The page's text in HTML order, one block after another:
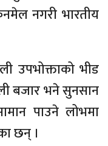
नगरी भारतीय
उपभोक्ताको भीड
बजार भने सुनसान
पाउने लोभमा
छन् ।